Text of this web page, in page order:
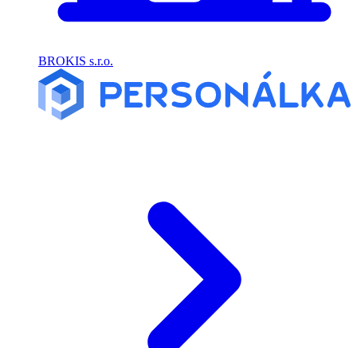
BROKIS s.r.o.